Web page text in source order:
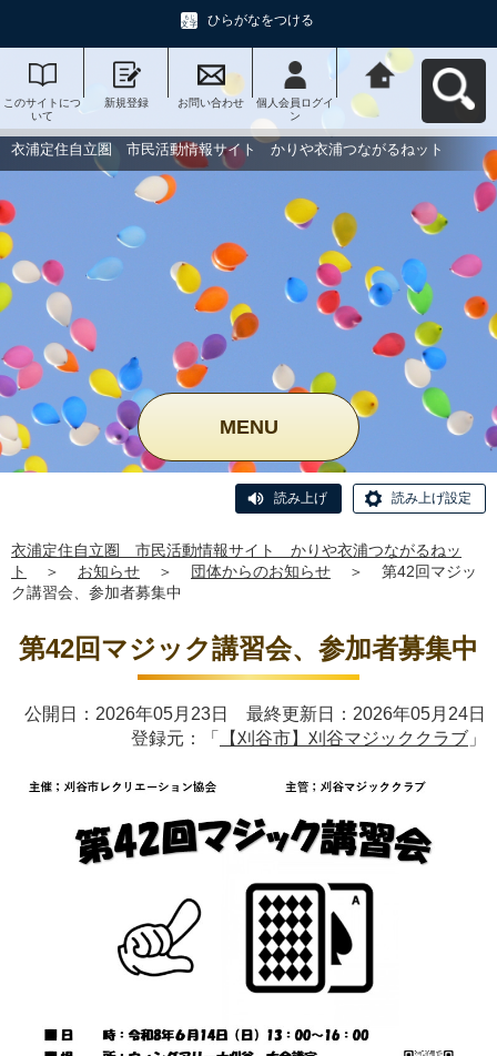
ひらがなをつける
このサイトにつ
いて
新規登録 お問い合わせ
個人会員ログイ
ン
衣浦定住自立
圏 市民活動情
報サイト かり
や衣浦つながる
ねットへ戻る
衣浦定住自立圏 市民活動情報サイト かりや衣浦つながるねット
MENU
読み上げ 読み上げ設定
衣浦定住自立圏 市民活動情報サイト かりや衣浦つながるねッ
ト
＞ お知らせ ＞ 団体からのお知らせ ＞
第42回マジッ
ク講習会、参加者募集中
第42回マジック講習会、参加者募集中
公開日：2026年05月23日 最終更新日：2026年05月24日
登録元：「
【刈谷市】刈谷マジッククラブ 」